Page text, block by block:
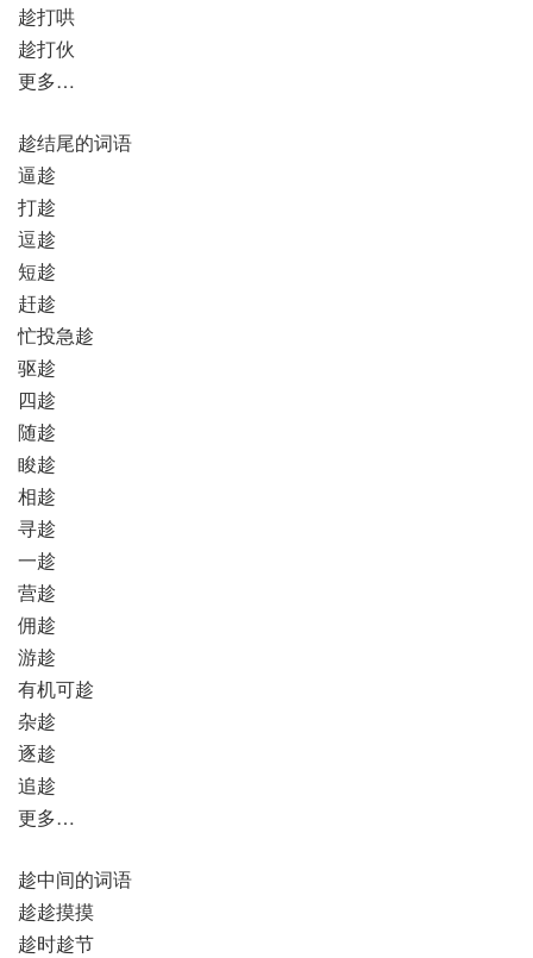
趁打哄
趁打伙
更多…
趁结尾的词语
逼趁
打趁
逗趁
短趁
赶趁
忙投急趁
驱趁
四趁
随趁
睃趁
相趁
寻趁
一趁
营趁
佣趁
游趁
有机可趁
杂趁
逐趁
追趁
更多…
趁中间的词语
趁趁摸摸
趁时趁节